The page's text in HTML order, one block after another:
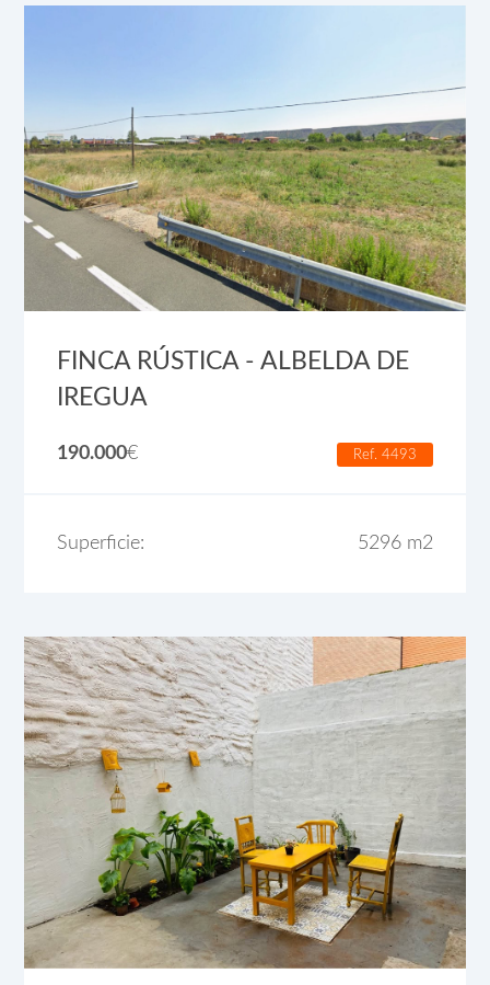
FINCA RÚSTICA - ALBELDA DE
IREGUA
190.000€ Ref. 4493
Superficie: 5296 m2